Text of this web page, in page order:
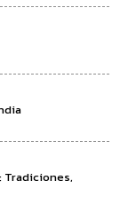
Tradiciones,